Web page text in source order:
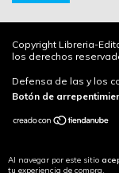
Al navegar por este sitio
tu experiencia de compra.
Copyright Libreria-
los derechos
Defensa de las y los
Botón de